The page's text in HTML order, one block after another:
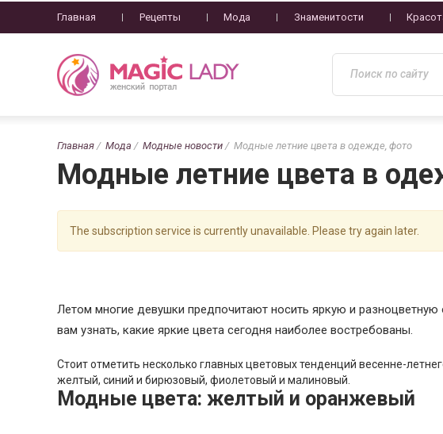
Главная Рецепты Мода Знаменитости
Главная Мода Модные новости Модные летние цвета в одежде, фото
Модные летние цвета в
The subscription service is currently unavailable. Please try again later.
Летом многие девушки предпочитают носить яркую и
вам узнать, какие яркие цвета сегодня наиболее востребованы.
Стоит отметить несколько главных цветовых тенденций весенне-
желтый, синий и бирюзовый, фиолетовый и малиновый.
Модные цвета: желтый и оранжевый